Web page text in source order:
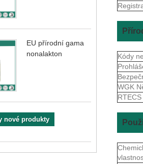
EU přírodní gama
nonalakton
nové produkty
Kódy
WGK
RTECS